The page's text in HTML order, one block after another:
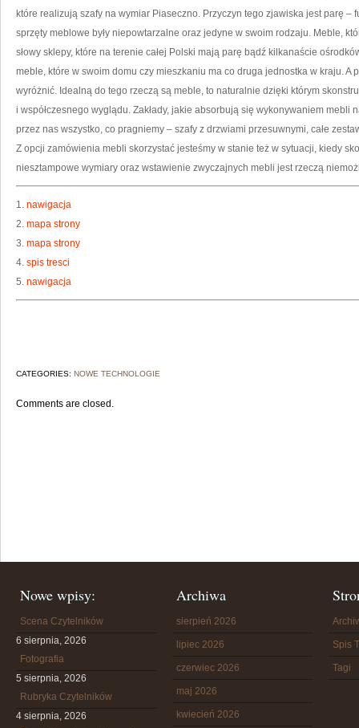
które realizują szafy na wymiar Piaseczno. Przyczyn tego zjawiska jest parę –
sprzęty meblowe były niepowtarzalne oraz jedyne w swoim rodzaju. Meble,
słowy sklepy, które na terenie całej Polski mają parę bądź kilkanaście
meble, które w swoim domu czy mieszkaniu ma co druga jednostka w kraju. A
wyróżnić. Idealną do tego rzeczą są meble, to naturalnie dzięki którym
i współczesnego wyglądu. Zakłady, jakie absorbują się wykonywaniem mebli
przez nas wszystko, co pragniemy – szafy z drzwiami przesuwnymi, całe
Z opcji zamówienia mebli skorzystać jesteśmy w stanie też w sytuacji, kiedy
niesztampowe wymiary oraz wstawienie zwyczajnych mebli jest rzeczą
1. nawigacja
2. mapa strony
3. mapa strony
4. spis tresci
5. nawigacja
CATEGORIES: NOWE TECHNOLOGIE
Comments are closed.
Nowe wpisy:
Scena Czytelników
6 sierpnia, 2026
Fotografia
5 sierpnia, 2026
Rubryka Czytelników
4 sierpnia, 2026
Archiwa
sierpień 2026
lipiec 2026
czerwiec 2026
maj 2026
kwiecień 2026
Spis
Tagi